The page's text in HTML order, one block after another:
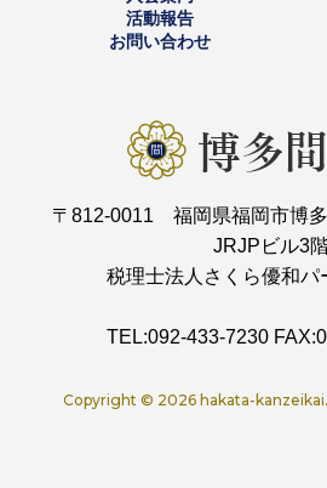
活動報告
お問い合わせ
〒812-0011 福岡県福岡市博
JRJPビル3
税理士法人さくら優和パ
TEL:092-433-7230
Copyright © 2026 hakata-